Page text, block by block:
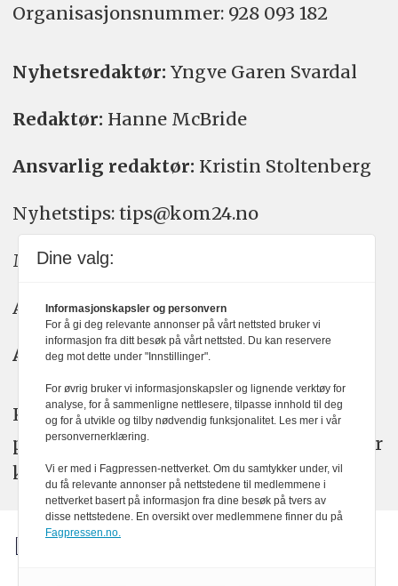
Organisasjons­nummer: 928 093 182
Nyhetsredaktør: Yngve Garen Svardal
Redaktør: Hanne McBride
Ansvarlig redaktør: Kristin Stoltenberg
Nyhetstips: tips@kom24.no
Meninger: meninger@kom24.no
Annonse: annonse@watchmedia.no
Abonnement:kom24@watchmedia.no
KOM24 arbeider etter Vær Varsom-
plakatens regler for god presseskikk. Her
kan du lese mer omPFUsarbeid.
Dine valg:
Informasjonskapsler og personvern
For å gi deg relevante annonser på vårt nettsted bruker vi
informasjon fra ditt besøk på vårt nettsted. Du kan reservere
deg mot dette under "Innstillinger".
For øvrig bruker vi informasjonskapsler og lignende verktøy for
analyse, for å sammenligne nettlesere, tilpasse innhold til deg
og for å utvikle og tilby nødvendig funksjonalitet. Les mer i vår
personvernerklæring.
Vi er med i Fagpressen-nettverket. Om du samtykker under, vil
du få relevante annonser på nettstedene til medlemmene i
nettverket basert på informasjon fra dine besøk på tvers av
disse nettstedene. En oversikt over medlemmene finner du på
Fagpressen.no.